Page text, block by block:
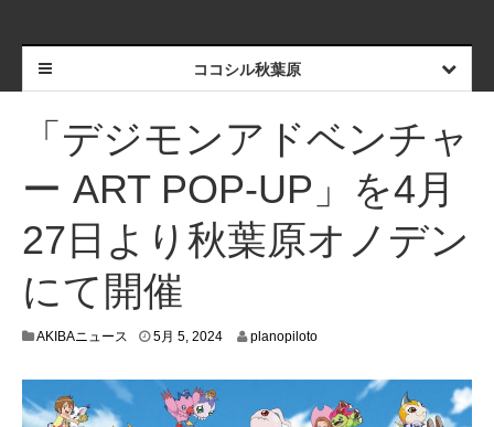
ココシル秋葉原
「デジモンアドベンチャ
ー ART POP-UP」を4月
27日より秋葉原オノデン
にて開催
AKIBAニュース 5月 5, 20245
planopiloto